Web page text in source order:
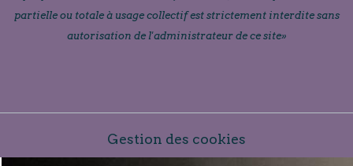
partielle ou totale à usage collectif est strictement interdite sans
autorisation de l'administrateur de ce site»
Gestion des cookies